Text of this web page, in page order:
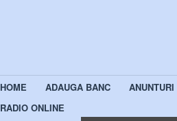
HOME ADAUGA BANC
ANUNTURI
RADIO ONLINE